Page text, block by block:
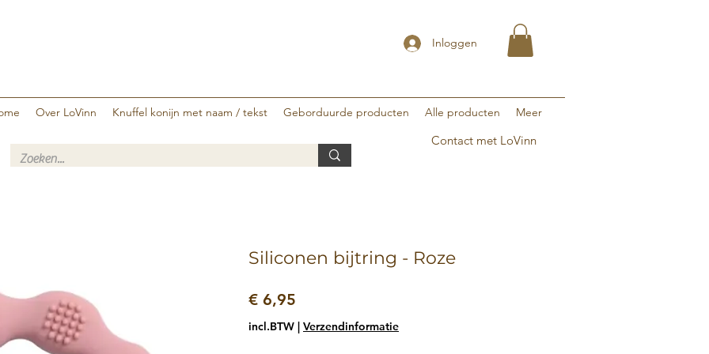
Inloggen
Over LoVinn Knuffel konijn met naam / tekst Geborduurde producten Alle producten Meer
Contact met LoVinn
Siliconen bijtring - Roze
€ 6,95
incl.BTW | Verzendinformatie